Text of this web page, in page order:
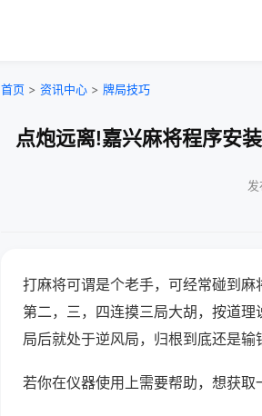
首页 > 资讯中心 > 牌局技巧
点炮远离!嘉兴麻将程序安
打麻将可谓是个老手，可经常碰到麻
第二，三，四连摸三局大胡，按道
局后就处于逆风局，归根到底还是输
若你在仪器使用上需要帮助，想获